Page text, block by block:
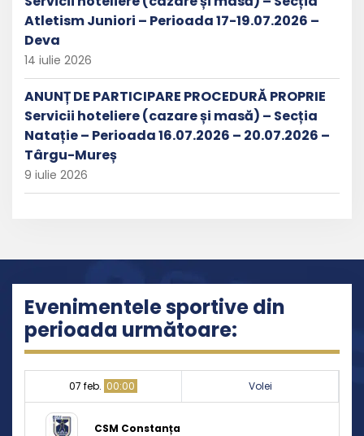
Atletism Juniori – Perioada 17-19.07.2026 –
Deva
14 iulie 2026
ANUNȚ DE PARTICIPARE PROCEDURĂ PROPRIE
Servicii hoteliere (cazare și masă) – Secția
Natație – Perioada 16.07.2026 – 20.07.2026 –
Târgu-Mureș
9 iulie 2026
Evenimentele sportive din
perioada următoare:
07 feb. 00:00 Volei
CSM Constanța